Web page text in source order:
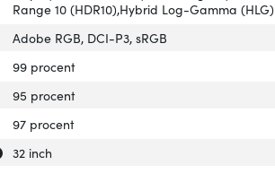
Range 10 (HDR10),Hybrid Log-Gamma (HLG)
Adobe RGB, DCI-P3, sRGB
99 procent
95 procent
97 procent
Uitleg over 'Beeldschermdiag.'
Verberg uitleg over 'Beeldschermdiag.'
32 inch